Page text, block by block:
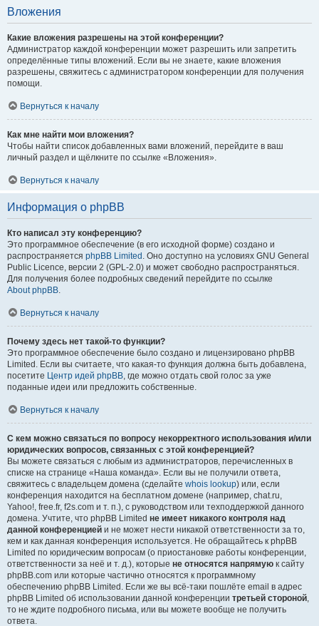
Вложения
Какие вложения разрешены на этой конференции?
Администратор каждой конференции может разрешить или запретить
определённые типы вложений. Если вы не знаете, какие вложения
разрешены, свяжитесь с администратором конференции для получения
помощи.
Вернуться к началу
Как мне найти мои вложения?
Чтобы найти список добавленных вами вложений, перейдите в ваш
личный раздел и щёлкните по ссылке «Вложения».
Вернуться к началу
Информация о phpBB
Кто написал эту конференцию?
Это программное обеспечение (в его исходной форме) создано и
распространяется phpBB Limited . Оно доступно на условиях GNU General
Public Licence, версии 2 (GPL-2.0) и может свободно распространяться.
Для получения более подробных сведений перейдите по ссылке
About phpBB.
Вернуться к началу
Почему здесь нет такой-то функции?
Это программное обеспечение было создано и лицензировано phpBB
Limited. Если вы считаете, что какая-то функция должна быть добавлена,
посетите Центр идей phpBB, где можно отдать свой голос за уже
поданные идеи или предложить собственные.
Вернуться к началу
С кем можно связаться по вопросу некорректного использования и/или
юридических вопросов, связанных с этой конференцией?
Вы можете связаться с любым из администраторов, перечисленных в
списке на странице «Наша команда». Если вы не получили ответа,
свяжитесь с владельцем домена (сделайте whois lookup) или, если
конференция находится на бесплатном домене (например, chat.ru,
Yahoo!, free.fr, f2s.com и т. п.), с руководством или техподдержкой данного
домена. Учтите, что phpBB Limited не имеет никакого контроля над
данной конференцией и не может нести никакой ответственности за то,
кем и как данная конференция используется. Не обращайтесь к phpBB
Limited по юридическим вопросам (о приостановке работы конференции,
ответственности за неё и т. д.), которые не относятся напрямую к сайту
phpBB.com или которые частично относятся к программному
обеспечению phpBB Limited. Если же вы всё-таки пошлёте email в адрес
phpBB Limited об использовании данной конференции третьей стороной,
то не ждите подробного письма, или вы можете вообще не получить
ответа.